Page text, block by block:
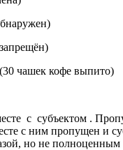
чашек кофе выпито)
с субъектом .
с ним пропущен и
но не